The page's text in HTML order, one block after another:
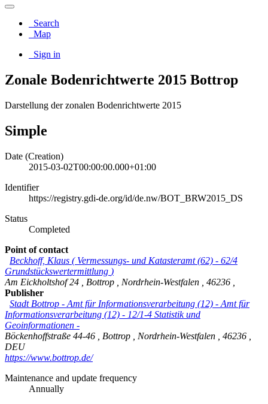
Search
Map
Sign in
Zonale Bodenrichtwerte 2015 Bottrop
Darstellung der zonalen Bodenrichtwerte 2015
Simple
Date (Creation)
2015-03-02T00:00:00.000+01:00
Identifier
https://registry.gdi-de.org/id/de.nw/BOT_BRW2015_DS
Status
Completed
Point of contact
Beckhoff, Klaus ( Vermessungs- und Katasteramt (62) - 62/4
Grundstückswertermittlung )
Am Eickholtshof 24
Bottrop Nordrhein-Westfalen 46236
Publisher
Stadt Bottrop - Amt für Informationsverarbeitung (12) - Amt für
Informationsverarbeitung (12) - 12/1-4 Statistik und
Geoinformationen -
Böckenhoffstraße 44-46
Bottrop Nordrhein-Westfalen 46236
DEU
https://www.bottrop.de/
Maintenance and update frequency
Annually